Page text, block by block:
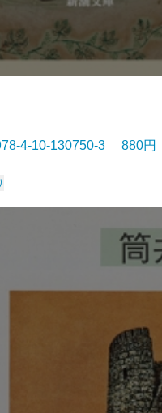
4-10-130750-3 880